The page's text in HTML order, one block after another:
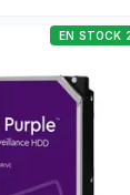
es
El servidor
para
un coste más
con
de
EN STOCK